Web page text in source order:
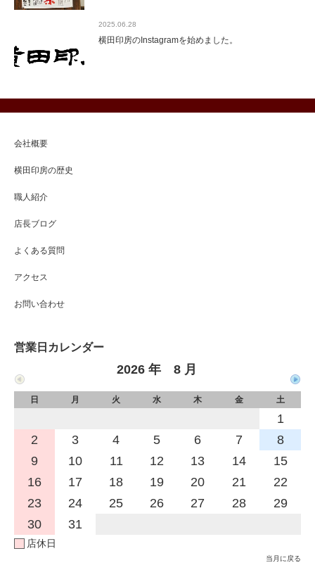
2025.06.28
横田印房のInstagramを始めました。
会社概要
横田印房の歴史
職人紹介
店長ブログ
よくある質問
アクセス
お問い合わせ
営業日カレンダー
2026 年 8 月
日 月 火 水 木 金 土
1
2
3 4 5 6 7
8
9
10 11 12 13 14
15
16
17 18 19 20 21
22
23
24 25 26 27 28
29
30
31
店休日
当月に戻る